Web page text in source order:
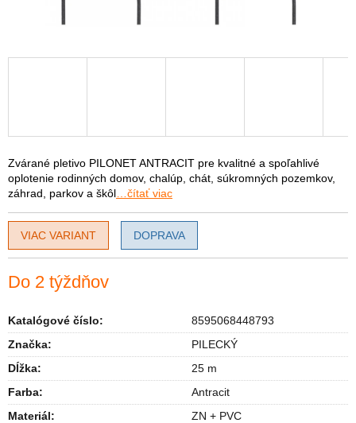
Do 2 týždňov
Zvárané pletivo PILONET ANTRACIT pre kvalitné a spoľahlivé
oplotenie rodinných domov, chalúp, chát, súkromných pozemkov,
záhrad, parkov a škôl …čítať viac
Katalógové číslo:
8595068448793
Značka:
PILECKÝ
Dĺžka:
25 m
Farba:
Antracit
Materiál:
ZN + PVC
VIAC VARIANT DOPRAVA